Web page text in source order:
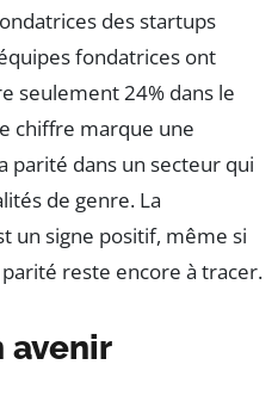
des startups
fondatrices ont
seulement 24% dans le
chiffre marque une
parité dans un secteur qui
de genre. La
un signe positif, même si
reste encore à tracer.
avenir